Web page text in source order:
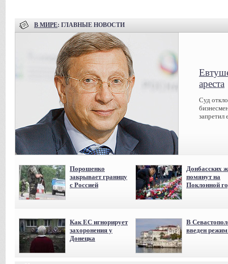
В МИРЕ: ГЛАВНЫЕ НОВОСТИ
ареста
Суд
запретил
Порошенко
закрывает границу
с Россией
Донбасских
помянут на
Поклонной
Как ЕС игнорирует
захоронения у
Донецка
В
введен